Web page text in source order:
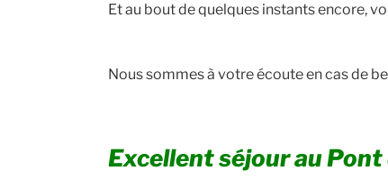
Et au bout de quelques instants encore,
Nous sommes à votre écoute en cas de
Excellent séjour au Pont